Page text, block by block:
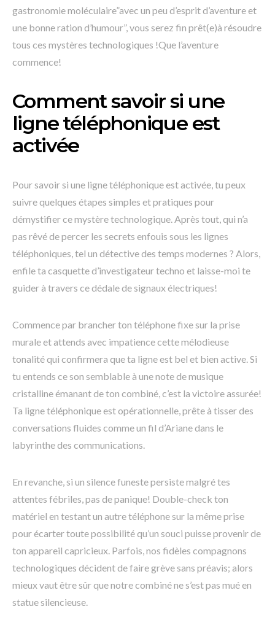
gastronomie moléculaire”avec un peu d’esprit d’aventure et
une bonne ration d’humour”, vous serez fin prêt(e)à résoudre
tous ces mystères technologiques !Que l’aventure
commence!
Comment savoir si une
ligne téléphonique est
activée
Pour savoir si une ligne téléphonique est activée, tu peux
suivre quelques étapes simples et pratiques pour
démystifier ce mystère technologique. Après tout, qui n’a
pas rêvé de percer les secrets enfouis sous les lignes
téléphoniques, tel un détective des temps modernes ? Alors,
enfile ta casquette d’investigateur techno et laisse-moi te
guider à travers ce dédale de signaux électriques!
Commence par brancher ton téléphone fixe sur la prise
murale et attends avec impatience cette mélodieuse
tonalité qui confirmera que ta ligne est bel et bien active. Si
tu entends ce son semblable à une note de musique
cristalline émanant de ton combiné, c’est la victoire assurée!
Ta ligne téléphonique est opérationnelle, prête à tisser des
conversations fluides comme un fil d’Ariane dans le
labyrinthe des communications.
En revanche, si un silence funeste persiste malgré tes
attentes fébriles, pas de panique! Double-check ton
matériel en testant un autre téléphone sur la même prise
pour écarter toute possibilité qu’un souci puisse provenir de
ton appareil capricieux. Parfois, nos fidèles compagnons
technologiques décident de faire grève sans préavis; alors
mieux vaut être sûr que notre combiné ne s’est pas mué en
statue silencieuse.